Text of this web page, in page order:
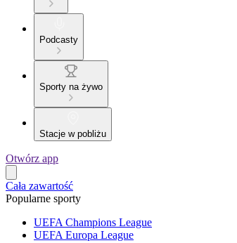
Podcasty
Sporty na żywo
Stacje w pobliżu
Otwórz app
Cała zawartość
Popularne sporty
UEFA Champions League
UEFA Europa League